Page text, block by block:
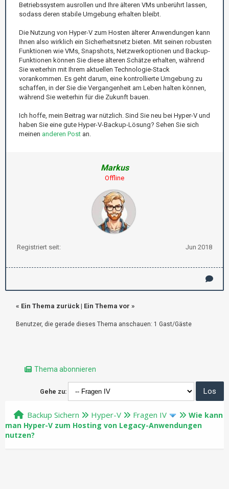
Betriebssystem ausrollen und Ihre älteren VMs unberührt lassen,
sodass deren stabile Umgebung erhalten bleibt.
Die Nutzung von Hyper-V zum Hosten älterer Anwendungen kann
Ihnen also wirklich ein Sicherheitsnetz bieten. Mit seinen robusten
Funktionen wie VMs, Snapshots, Netzwerkoptionen und Backup-
Funktionen können Sie diese älteren Schätze erhalten, während
Sie weiterhin mit Ihrem aktuellen Technologie-Stack
vorankommen. Es geht darum, eine kontrollierte Umgebung zu
schaffen, in der Sie die Vergangenheit am Leben halten können,
während Sie weiterhin für die Zukunft bauen.
Ich hoffe, mein Beitrag war nützlich. Sind Sie neu bei Hyper-V und
haben Sie eine gute Hyper-V-Backup-Lösung? Sehen Sie sich
meinen anderen Post an.
Markus
Offline
Registriert seit: Jun 2018
« Ein Thema zurück | Ein Thema vor »
Benutzer, die gerade dieses Thema anschauen: 1 Gast/Gäste
Thema abonnieren
Gehe zu:
Backup Sichern Hyper-V Fragen IV
Wie kann
man Hyper-V zum Hosting von Legacy-Anwendungen
nutzen?